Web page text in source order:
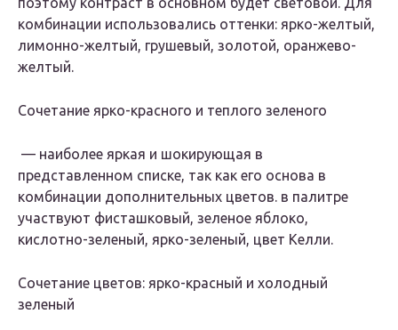
комбинации использовались оттенки: ярко-желтый,
лимонно-желтый, грушевый, золотой, оранжево-
желтый.
Сочетание ярко-красного и теплого зеленого
— наиболее яркая и шокирующая в
представленном списке, так как его основа в
комбинации дополнительных цветов. в палитре
участвуют фисташковый, зеленое яблоко,
кислотно-зеленый, ярко-зеленый, цвет Келли.
Сочетание цветов: ярко-красный и холодный
зеленый